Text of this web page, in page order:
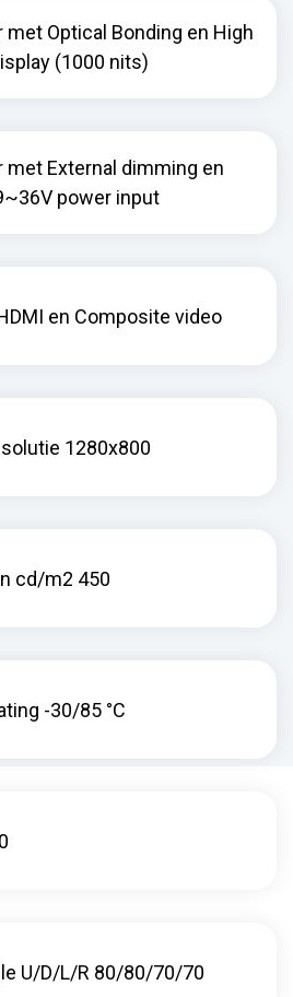
met Optical Bonding en High
(1000 nits)
met External dimming en
power input
en Composite video
1280x800
cd/m2 450
-30/85 °C
U/D/L/R 80/80/70/70